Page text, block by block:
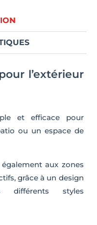
l’extérieur
et efficace pour
ou un espace de
aux zones
grâce à un design
styles